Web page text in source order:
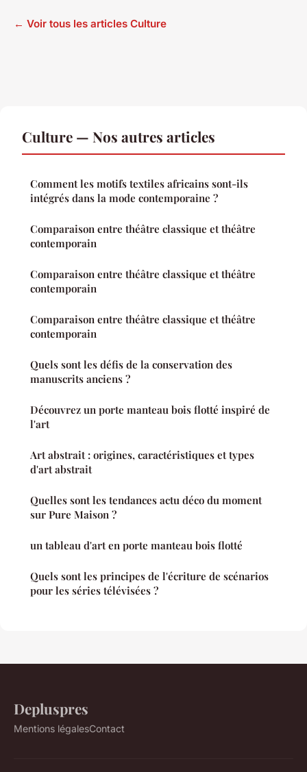
← Voir tous les articles Culture
Culture — Nos autres articles
Comment les motifs textiles africains sont-ils
intégrés dans la mode contemporaine ?
Comparaison entre théâtre classique et théâtre
contemporain
Comparaison entre théâtre classique et théâtre
contemporain
Comparaison entre théâtre classique et théâtre
contemporain
Quels sont les défis de la conservation des
manuscrits anciens ?
Découvrez un porte manteau bois flotté inspiré de
l'art
Art abstrait : origines, caractéristiques et types
d'art abstrait
Quelles sont les tendances actu déco du moment
sur Pure Maison ?
un tableau d'art en porte manteau bois flotté
Quels sont les principes de l'écriture de scénarios
pour les séries télévisées ?
Depluspres
Mentions légalesContact